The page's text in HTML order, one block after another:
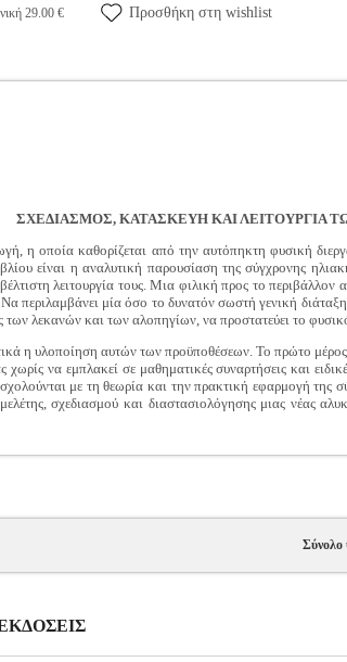
29.00 € Προσθήκη στη wishlist
ΣΧΕΔΙΑΣΜΟΣ, ΚΑΤΑΣΚΕΥΗ ΚΑΙ ΛΕΙΤΟΥΡΓΙΑ
η οποία καθορίζεται από την αυτόπηκτη φυσική
είναι η αναλυτική παρουσίαση της σύγχρονης
λειτουργία τους. Μια φιλική προς το
περιλαμβάνει μία όσο το δυνατόν σωστή γενική
των λεκανών και των αλοπηγίων, να προστατεύει το
η υλοποίηση αυτών των προϋποθέσεων. Το πρώτο
να εμπλακεί σε μαθηματικές συναρτήσεις και
με τη θεωρία και την πρακτική εφαρμογή της
σχεδιασμού και διαστασιολόγησης μιας νέας
ΕΚΔΟΣΕΙΣ